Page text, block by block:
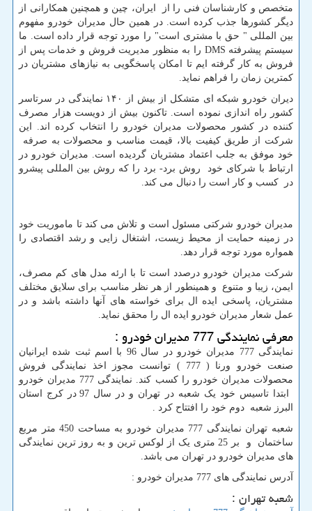
متخصص و کارشناسان فنی را از ایران، چین و همچنین همکارانی از
دیگر کشورها جذب کرده است. در همین حال مدیران خودرو مفهوم
بین المللی " حق با مشتری است" را مورد توجه قرار داده است. ما
سیستم پیشرفته DMS را به منظور مدیریت فروش و خدمات پس از
فروش به کار گرفته ایم تا امکان پاسخگویی به نیازهای مشتریان در
کمترین زمان را فراهم نماید.
دیران خودرو شبکه ای متشکل از بیش از ۱۴۰ نمایندگی در سرتاسر
کشور راه اندازی نموده است. تاکنون بیش از دویست هزار مصرف
کننده در کشور محصولات مدیران خودرو را انتخاب کرده اند. این
شرکت از طریق کیفیت بالا، قیمت مناسب و محصولات به صرفه
خود موفق به جلب اعتماد مشتریان گردیده است. مدیران خودرو در
ارتباط با شرکای خود روش برد- برد را که روش بین المللی پیشرو
در کسب و کار است را دنبال می کند.
مدیران خودرو شرکتی مسئول است و تلاش می کند تا ماموریت خود
در زمینه حمایت از محیط زیست، اشتغال زایی و رشد اقتصادی را
همواره مورد توجه قرار دهد.
شرکت مدیران خودرو درصدد است تا با ارئه مدل های کم مصرف،
ایمن، زیبا و متنوع و همینطور از هر نظر مناسب برای سلایق مختلف
مشتریان، پاسخی ایده ال برای خواسته های آنها داشته باشد و در
عمل شعار مدیران خودرو ایده ال را محقق نماید.
معرفی نمایندگی 777 مدیران خودرو :
نمایندگی 777 مدیران خودرو در سال 96 با اسم ثبت شده ایرانیان
صنعت خودرو ورنا ( 777 ) توانست مجوز اخذ نمایندگی فروش
محصولات مدیران خودرو را کسب کند. نمایندگی 777 مدیران خودرو
ابتدا تاسیس خود یک شعبه در تهران و در سال 97 در کرج استان
البرز شعبه دوم خود را افتتاح کرد .
شعبه تهران نمایندگی 777 مدیران خودرو به مساحت 450 متر مربع
ساختمان و بر 25 متری یک از لوکس ترین و به روز ترین نمایندگی
های مدیران خودرو در تهران می باشد.
آدرس نمایندگی های 777 مدیران خودرو :
شعبه تهران :